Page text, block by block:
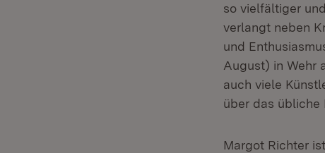
so vielfältiger
verlangt neben
und
August) in Wehr
auch viele
über das übliche
Margot Richter